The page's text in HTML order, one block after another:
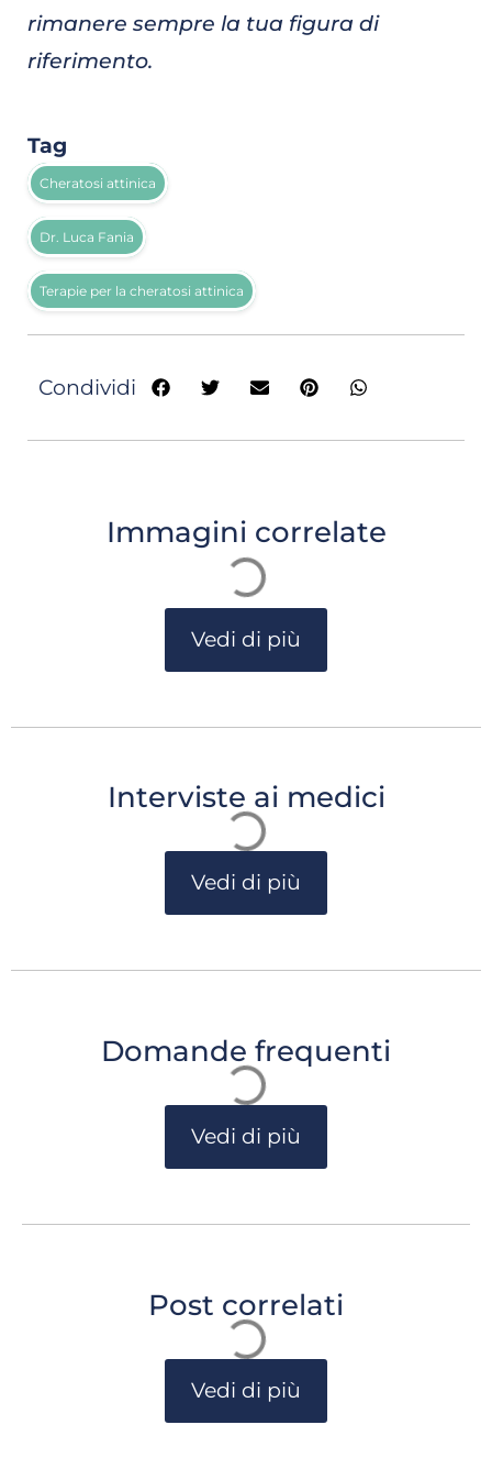
rimanere sempre la tua figura di
riferimento.
Tag
Cheratosi attinica
Dr. Luca Fania
Terapie per la cheratosi attinica
Condividi
Immagini correlate
Vedi di più
Interviste ai medici
Vedi di più
Domande frequenti
Vedi di più
Post correlati
Vedi di più